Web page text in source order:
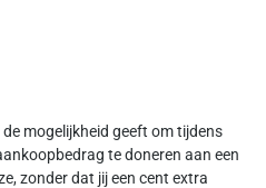
mogelijkheid geeft om tijdens
te doneren aan een
zonder dat jij een cent extra